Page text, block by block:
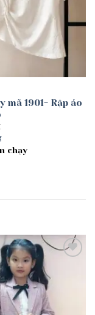
mã 1901- Rập áo
chạy